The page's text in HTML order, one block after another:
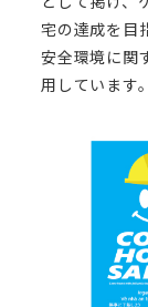
宅の達成を目
安全環境に関
用しています。